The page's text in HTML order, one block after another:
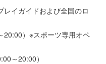
レイガイドおよび全国のロ
20:00）※スポーツ専用オペ
～20:00）